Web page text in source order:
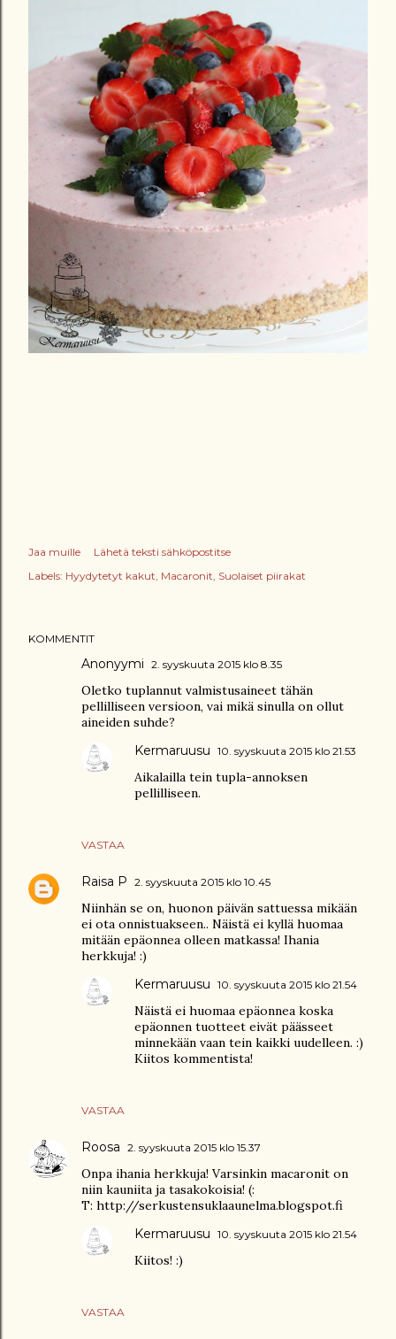
Jaa muille
Lähetä teksti sähköpostitse
Labels: Hyydytetyt kakut Macaronit Suolaiset piirakat
KOMMENTIT
Anonyymi 2. syyskuuta 2015 klo 8.35
Oletko tuplannut valmistusaineet tähän
pellilliseen versioon, vai mikä sinulla on ollut
aineiden suhde?
VASTAA
Kermaruusu 10. syyskuuta 2015 klo 21.53
Aikalailla tein tupla-annoksen
pellilliseen.
Raisa P 2. syyskuuta 2015 klo 10.45
Niinhän se on, huonon päivän sattuessa mikään
ei ota onnistuakseen.. Näistä ei kyllä huomaa
mitään epäonnea olleen matkassa! Ihania
herkkuja! :)
VASTAA
Kermaruusu 10. syyskuuta 2015 klo 21.54
Näistä ei huomaa epäonnea koska
epäonnen tuotteet eivät päässeet
minnekään vaan tein kaikki uudelleen. :)
Kiitos kommentista!
Roosa 2. syyskuuta 2015 klo 15.37
Onpa ihania herkkuja! Varsinkin macaronit on
niin kauniita ja tasakokoisia! (:
T: http://serkustensuklaaunelma.blogspot.fi
VASTAA
Kermaruusu 10. syyskuuta 2015 klo 21.54
Kiitos! :)